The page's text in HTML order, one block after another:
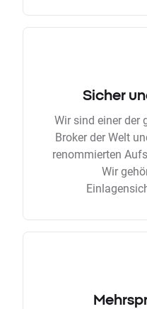
Sicher
Wir sind einer der
Broker der Welt
renommierten
Wir